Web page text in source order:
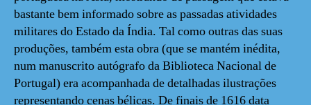
bastante bem informado sobre as passadas atividades
militares do Estado da Índia. Tal como outras das suas
produções, também esta obra (que se mantém inédita,
num manuscrito autógrafo da Biblioteca Nacional de
Portugal) era acompanhada de detalhadas ilustrações
representando cenas bélicas. De finais de 1616 data